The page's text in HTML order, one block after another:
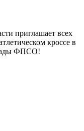
приглашает всех
кроссе в
ФПСО!